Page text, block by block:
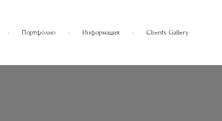
• Портфолио • Информация • Clients Gallery